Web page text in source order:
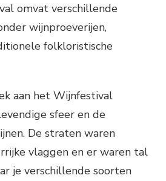
omvat verschillende
wijnproeverijen,
folkloristische
aan het Wijnfestival
sfeer en de
De straten waren
vlaggen en er waren tal
je verschillende soorten